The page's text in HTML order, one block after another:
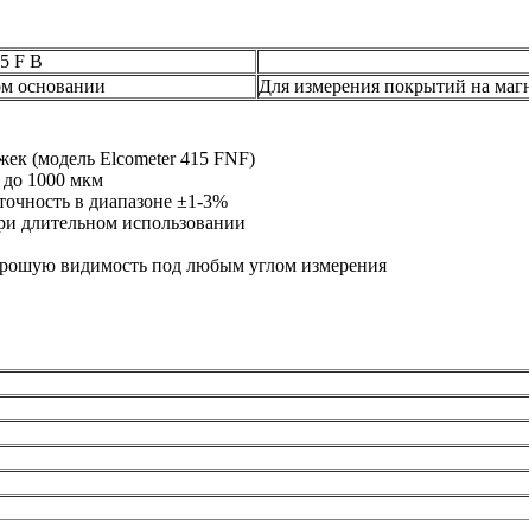
F B
основании
Для измерения покрытий на
(модель Elcometer 415 FNF)
1000 мкм
в диапазоне ±1-3%
длительном использовании
видимость под любым углом измерения